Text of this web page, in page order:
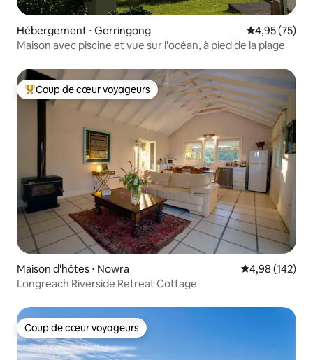
Hébergement ⋅ Gerringong Évaluation
4,95 (75)
Maison avec piscine et vue sur l'océan, à pied de la plage
Coups de cœur voyageurs les plus appréciés
Coup de cœur voyageurs
Maison d'hôtes ⋅ Nowra Évaluation
4,98 (142)
Longreach Riverside Retreat Cottage
Coup de cœur voyageurs
Coup de cœur voyageurs